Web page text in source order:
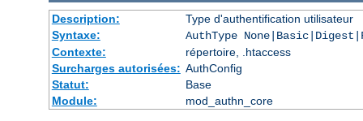
Description:
Type d'authentification utilisateur
Syntaxe:
AuthType
Contexte:
répertoire, .htaccess
Surcharges autorisées: AuthConfig
Statut:
Base
Module:
mod_authn_core